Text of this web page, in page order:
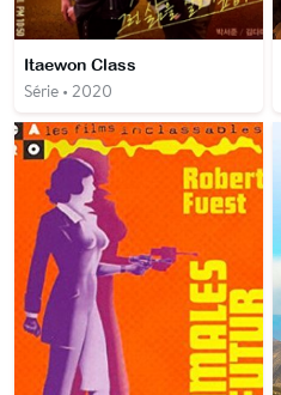
Itaewon Class
Série • 2020